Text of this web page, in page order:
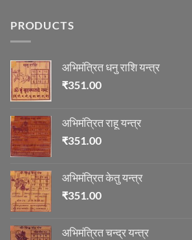
में
PRODUCTS
अभिमंत्रित धनु राशि यन्त्र
₹351.00
अभिमंत्रित राहू यन्त्र
₹351.00
अभिमंत्रित केतु यन्त्र
₹351.00
अभिमंत्रित चन्द्र यन्त्र